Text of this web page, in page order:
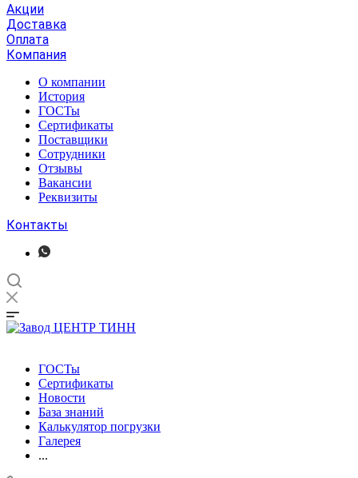
Акции
Доставка
Оплата
Компания
О компании
История
ГОСТы
Сертификаты
Поставщики
Сотрудники
Отзывы
Вакансии
Реквизиты
Контакты
ГОСТы
Сертификаты
Новости
База знаний
Калькулятор погрузки
Галерея
...